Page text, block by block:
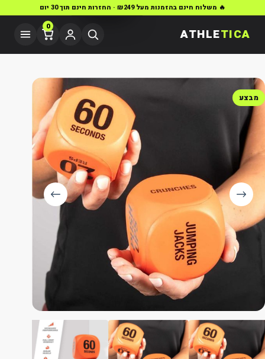
🔥 משלוח חינם בהזמנות מעל ₪249 · החזרות חינם תוך 30 יום
ATHLETICA
0